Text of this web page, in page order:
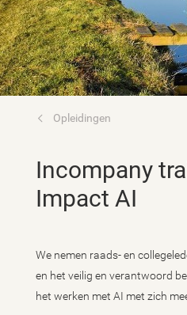
Opleidingen
Incompany training:
Impact AI
We nemen raads- en
en het veilig en verantwoord
het werken met AI met zich